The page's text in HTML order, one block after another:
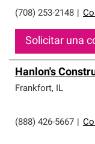
(708) 253-2148
Solicitar una
Hanlon's
Frankfort, IL
(888) 426-5667